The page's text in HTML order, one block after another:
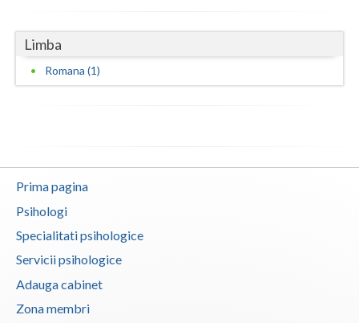
Satu-Mare
Teleorman
Timis
Valcea
Vaslui
Limba
Romana (1)
Prima pagina
Psihologi
Specialitati psihologice
Servicii psihologice
Adauga cabinet
Zona membri